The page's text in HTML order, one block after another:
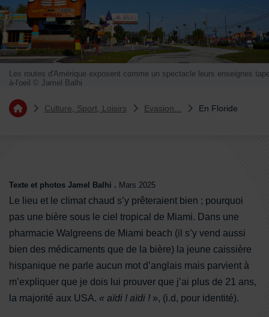
Les routes d'Amérique exposent comme un spectacle leurs enseignes
à-l'oeil © Jamel Balhi
Vous êtes ici :
Retourner à l'accueil
Culture, Sport, Loisirs Evasion... En Floride
Texte et photos Jamel Balhi . Mars 2025
Le lieu et le climat chaud s’y prêteraient bien ; pourquoi
pas une bière sous le ciel tropical de Miami. Dans une
pharmacie Walgreens de Miami beach (il s’y vend aussi
bien des médicaments que de la bière) la jeune caissière
hispanique ne parle aucun mot d’anglais mais parvient à
m’expliquer que je dois lui prouver que j’ai plus de 21 ans,
la majorité aux USA. « aïdi ! aïdi ! », (i.d, pour identité).